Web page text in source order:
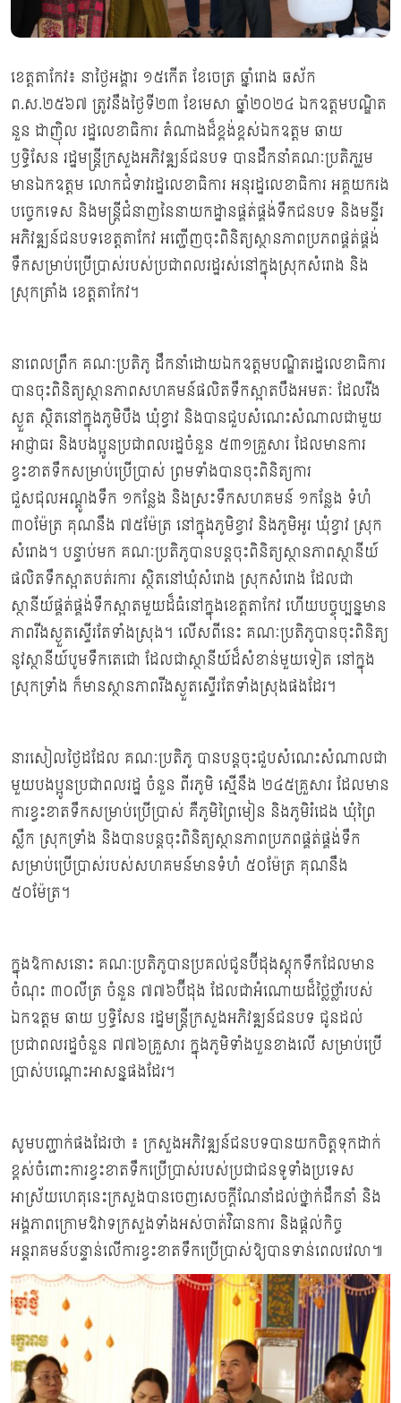
ខេត្តតាកែវ៖ នាថ្ងៃអង្គារ ១៥កើត ខែចេត្រ ឆ្នាំរោង ឆស័ក
ព.ស.២៥៦៧ ត្រូវនឹងថ្ងៃទី២៣ ខែមេសា ឆ្នាំ២០២៤ ឯកឧត្តមបណ្ឌិត
នួន ដាញ៉ិល រដ្ឋលេខាធិការ តំណាងដ៏ខ្ពង់ខ្ពស់ឯកឧត្តម ឆាយ
ឫទ្ធិសែន រដ្ឋមន្ត្រីក្រសួងអភិវឌ្ឍន៍ជនបទ បានដឹកនាំគណៈប្រតិភូរួម
មានឯកឧត្តម លោកជំទាវរដ្ឋលេខាធិការ អនុរដ្ឋលេខាធិការ អគ្គយករង
បច្ចេកទេស និងមន្ដ្រីជំនាញនៃនាយកដ្ឋានផ្គត់ផ្គង់ទឹកជនបទ និងមន្ទីរ
អភិវឌ្ឍន៍ជនបទខេត្តតាកែវ អញ្ជើញចុះពិនិត្យស្ថានភាពប្រភពផ្គត់ផ្គង់
ទឹកសម្រាប់ប្រើប្រាស់របស់ប្រជាពលរដ្ឋរស់នៅក្នុងស្រុកសំរោង និង
ស្រុកត្រាំង ខេត្តតាកែវ។
នាពេលព្រឹក គណៈប្រតិភូ ដឹកនាំដោយឯកឧត្តមបណ្ឌិតរដ្ឋលេខាធិការ
បានចុះពិនិត្យស្ថានភាពសហគមន៍ផលិតទឹកស្អាតបឹងអមតៈ ដែលរីង
ស្ងួត ស្ថិតនៅក្នុងភូមិបឹង ឃុំខ្វាវ និងបានជួបសំណេះសំណាលជាមួយ
អាជ្ញាធរ និងបងប្អូនប្រជាពលរដ្ឋចំនួន ៥៣១គ្រួសារ ដែលមានការ
ខ្វះខាតទឹកសម្រាប់ប្រើប្រាស់ ព្រមទាំងបានចុះពិនិត្យការ
ជួសជុលអណ្តូងទឹក ១កន្លែង និងស្រះទឹកសហគមន៍ ១កន្លែង ទំហំ
៣០ម៉ែត្រ គុណនឹង ៧៥ម៉ែត្រ នៅក្នុងភូមិខ្វាវ និងភូមិអូរ ឃុំខ្វាវ ស្រុក
សំរោង។ បន្ទាប់មក គណៈប្រតិភូបានបន្តចុះពិនិត្យស្ថានភាពស្ថានីយ៍
ផលិតទឹកស្អាតបត់រការ ស្ថិតនៅឃុំសំរោង ស្រុកសំរោង ដែលជា
ស្ថានីយ៍ផ្គត់ផ្គង់ទឹកស្អាតមួយដ៏ធំនៅក្នុងខេត្តតាកែវ ហើយបច្ចុប្បន្នមាន
ភាពរីងស្ងួតស្ទើរតែទាំងស្រុង។ លើសពីនេះ គណៈប្រតិភូបានចុះពិនិត្យ
នូវស្ថានីយ៍បូមទឹកតេជោ ដែលជាស្ថានីយ៍ដ៏សំខាន់មួយទៀត នៅក្នុង
ស្រុកទ្រាំង ក៏មានស្ថានភាពរីងស្ងួតស្ទើរតែទាំងស្រុងផងដែរ។
នារសៀលថ្ងៃដដែល គណៈប្រតិភូ បានបន្ដចុះជួបសំណេះសំណាលជា
មួយបងប្អូនប្រជាពលរដ្ឋ ចំនួន ពីរភូមិ ស្មើនឹង ២៤៥គ្រួសារ ដែលមាន
ការខ្វះខាតទឹកសម្រាប់ប្រើប្រាស់ គឺភូមិព្រៃមៀន និងភូមិរំដេង ឃុំព្រៃ
ស្លឹក ស្រុកទ្រាំង និងបានបន្តចុះពិនិត្យស្ថានភាពប្រភពផ្គត់ផ្គង់ទឹក
សម្រាប់ប្រើប្រាស់របស់សហគមន៍មានទំហំ ៥០ម៉ែត្រ គុណនឹង
៥០ម៉ែត្រ។
ក្នុងឱកាសនោះ គណៈប្រតិភូបានប្រគល់ជូនប៊ីដុងស្តុកទឹកដែលមាន
ចំណុះ ៣០លីត្រ ចំនួន ៧៧៦ប៊ីដុង ដែលជាអំណោយដ៏ថ្លៃថ្លាំរបស់
ឯកឧត្តម ឆាយ ឫទ្ធិសែន រដ្ឋមន្ត្រីក្រសួងអភិវឌ្ឍន៍ជនបទ ជូនដល់
ប្រជាពលរដ្ឋចំនួន ៧៧៦គ្រួសារ ក្នុងភូមិទាំងបួនខាងលើ សម្រាប់ប្រើ
ប្រាស់បណ្តោះអាសន្នផងដែរ។
សូមបញ្ជាក់ផងដែរថា ៖ ក្រសួងអភិវឌ្ឍន៍ជនបទបានយកចិត្តទុកដាក់
ខ្ពស់ចំពោះការខ្វះខាតទឹកប្រើប្រាស់របស់ប្រជាជនទូទាំងប្រទេស
អាស្រ័យហេតុនេះក្រសួងបានចេញសេចក្ដីណែនាំដល់ថ្នាក់ដឹកនាំ និង
អង្គភាពក្រោមឱវាទក្រសួងទាំងអស់ចាត់វិធានការ និងផ្តល់កិច្ច
អន្តរាគមន៍បន្ទាន់លើការខ្វះខាតទឹកប្រើប្រាស់ឱ្យបានទាន់ពេលវេលា៕